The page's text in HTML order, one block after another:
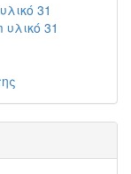
31
31